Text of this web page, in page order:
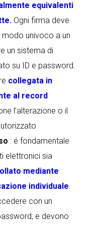
equivalenti
Ogni firma deve
univoco a un
un sistema di
su ID e password.
collegata in
al record
l’alterazione o il
: é fondamentale
elettronici sia
mediante
individuale.
con un
e devono